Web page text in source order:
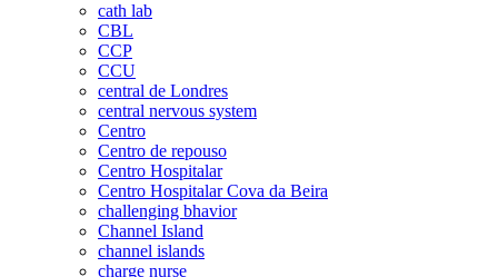
cath lab
CBL
CCP
CCU
central de Londres
central nervous system
Centro
Centro de repouso
Centro Hospitalar
Centro Hospitalar Cova da Beira
challenging bhavior
Channel Island
channel islands
charge nurse